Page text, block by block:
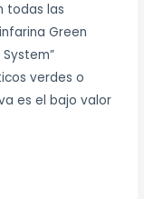
todas las
Green
verdes o
es el bajo valor